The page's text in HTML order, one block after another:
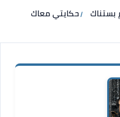
بستناك حكايتي معاك